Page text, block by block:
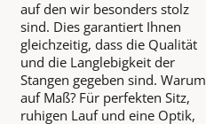
auf den wir besonders stolz
sind. Dies garantiert Ihnen
gleichzeitig, dass die Qualität
und die Langlebigkeit der
Stangen gegeben sind. Warum
auf Maß? Für perfekten Sitz,
ruhigen Lauf und eine Optik,